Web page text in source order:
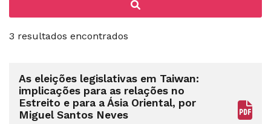
3 resultados encontrados
As eleições legislativas em Taiwan:
implicações para as relações no
Estreito e para a Ásia Oriental, por
Miguel Santos Neves